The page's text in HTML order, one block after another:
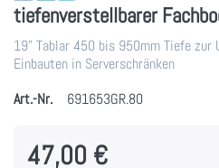
tiefenverstellbarer
19" Tablar 450 bis 950mm Tiefe
Einbauten in Serverschränken
Art.-Nr.
691653GR.80
47,00 €